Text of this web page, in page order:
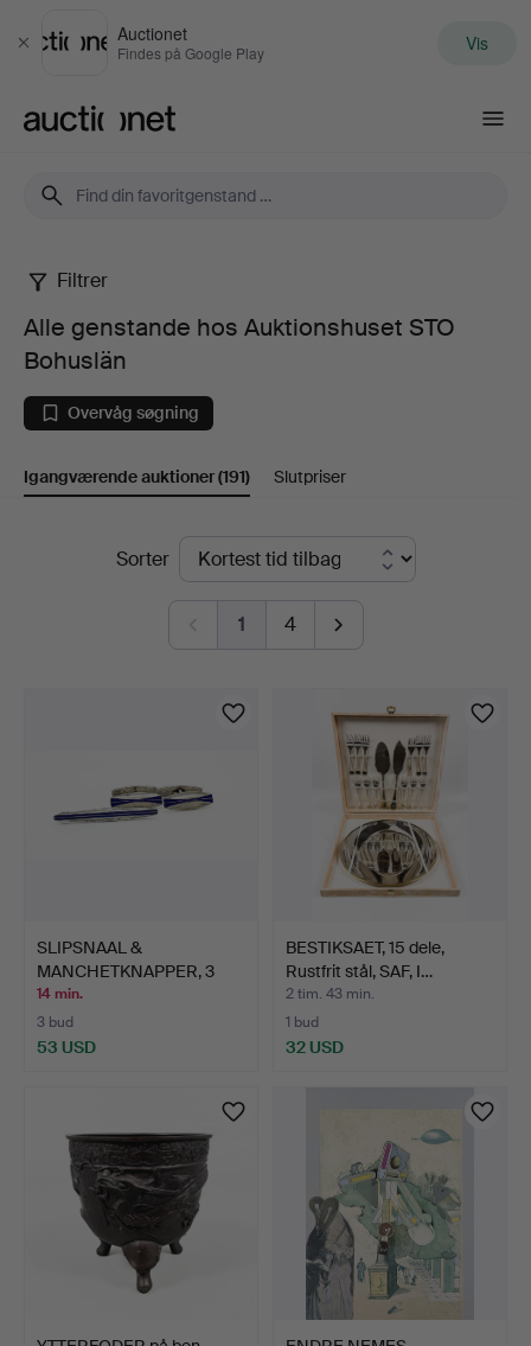
Luk
Auctionet
Findes på Google Play Vis
Alle
genstande
hos
Auktionshuset
Bohuslän
Filtrer
Alle genstande hos Auktionshuset STO
Bohuslän
Overvåg søgning
Igangværende auktioner(191) Slutpriser
Igangværende
Sorter
1 4
SLIPSNAAL &
MANCHETKNAPPER, 3
dele, sterli…
14 min.
3 bud
53 USD
BESTIKSAET, 15 dele,
Rustfrit stål, SAF, I…
2 tim. 43 min.
1 bud
32 USD